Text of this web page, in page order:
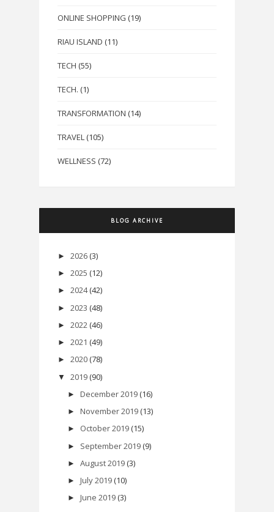
ONLINE SHOPPING (19)
RIAU ISLAND (11)
TECH (55)
TECH. (1)
TRANSFORMATION (14)
TRAVEL (105)
WELLNESS (72)
BLOG ARCHIVE
► 2026 (3)
► 2025 (12)
► 2024 (42)
► 2023 (48)
► 2022 (46)
► 2021 (49)
► 2020 (78)
▼ 2019 (90)
► December 2019 (16)
► November 2019 (13)
► October 2019 (15)
► September 2019 (9)
► August 2019 (3)
► July 2019 (10)
► June 2019 (3)